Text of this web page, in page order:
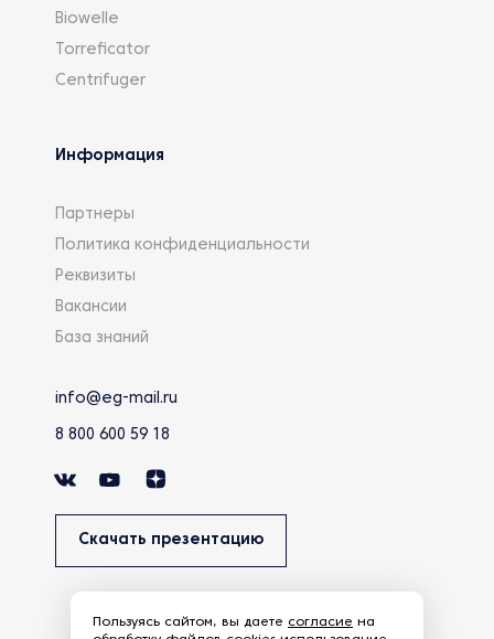
Biowelle
Torreficator
Centrifuger
Информация
Партнеры
Политика конфиденциальности
Реквизиты
Вакансии
База знаний
info@eg-mail.ru
8 800 600 59 18
Скачать презентацию
Пользуясь сайтом, вы даете согласие на